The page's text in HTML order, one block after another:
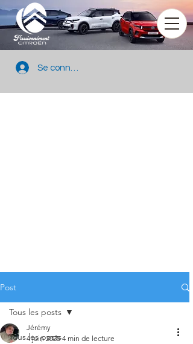
Se connecter
Post
Tous les posts
Tous les posts
Jérémy
4 juin 2025 4 min de lecture